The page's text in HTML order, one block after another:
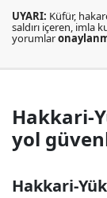
UYARI: Küfür,
saldırı içeren, imla
yorumlar
Hakkari-
yol
Hakkari-